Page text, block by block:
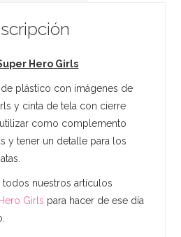
Hero Girls
plástico con imágenes de
y cinta de tela con cierre
como complemento
y tener un detalle para los
nuestros artículos
Girls para hacer de ese día